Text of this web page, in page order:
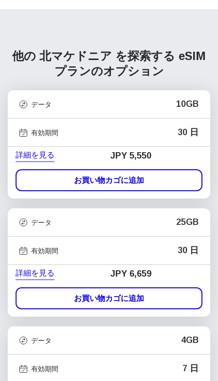
他の 北マケドニア を探索する eSIM
プランのオプション
データ 10GB
有効期間 30 日
詳細を見る JPY 5,550
お買い物カゴに追加
データ 25GB
有効期間 30 日
詳細を見る JPY 6,659
お買い物カゴに追加
データ 4GB
有効期間 7 日